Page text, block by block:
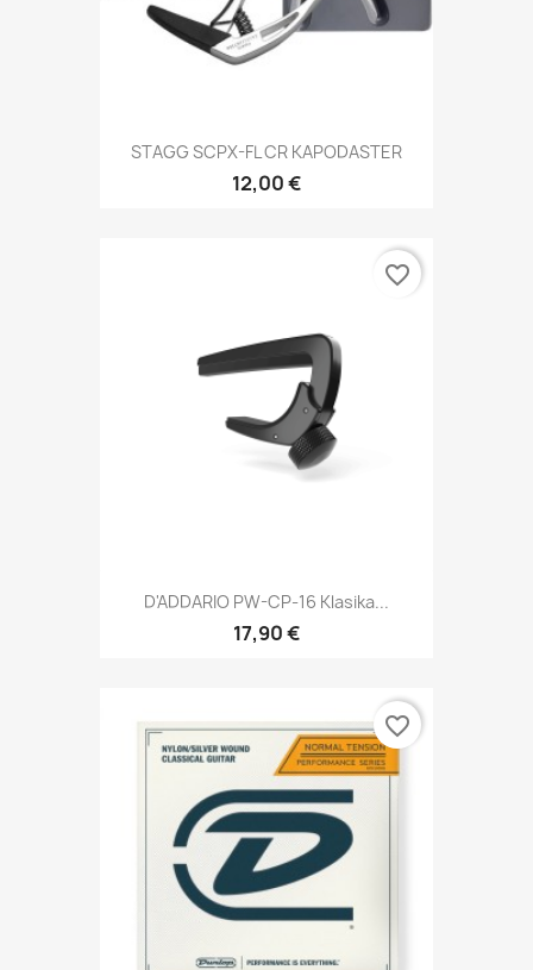
STAGG SCPX-FL CR KAPODASTER
12,00 €
D'ADDARIO PW-CP-16 Klasika...
17,90 €
favorite_border
favorite_border